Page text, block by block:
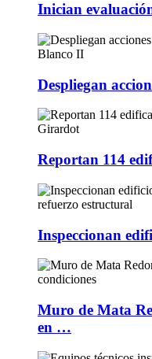
Inician
Despliegan
Reportan 114
Inspeccionan
Muro de Mata
en …